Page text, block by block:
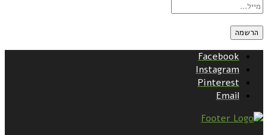
Facebook
Instagram
Pinterest
Email